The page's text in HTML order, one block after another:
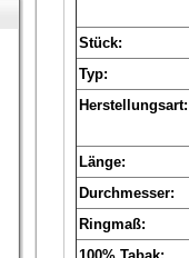
Stück:
Typ:
Herstellungsart:
Länge:
Durchmesser:
Ringmaß: